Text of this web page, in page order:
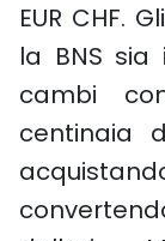
EUR CHF.
la BNS
cambi
centinaia